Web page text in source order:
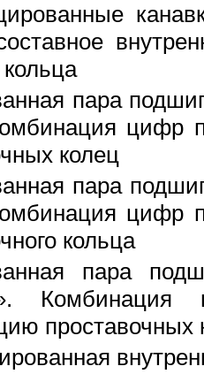
пара
цифр
колец
пара
цифр
кольца
пара
проставочных